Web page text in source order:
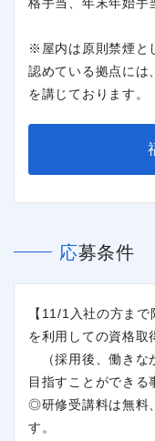
※屋内は原則禁煙と
認めている拠点には
を講じております。
応募条件
【11/1入社の方ま
を利用しての資格取
（採用後、働きな
目指すことができる
◎研修受講料は無料
す。